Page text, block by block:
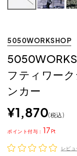
5050WORKSHOP
フティワー
ンカー
¥1,870 税込
17
ポイント
レビュ